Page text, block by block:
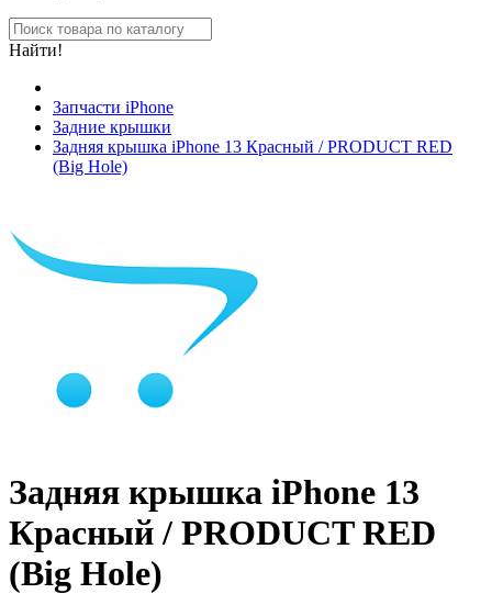
Найти!
Запчасти iPhone
Задние крышки
Задняя крышка iPhone 13 Красный / PRODUCT RED
(Big Hole)
Задняя крышка iPhone 13
Красный / PRODUCT RED
(Big Hole)